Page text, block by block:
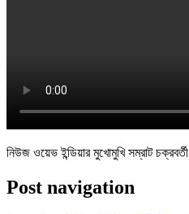
নিউজ ওয়েভ ইন্ডিয়ার মুখোমুখি সম্রাট চক্রবর্তী
Post navigation